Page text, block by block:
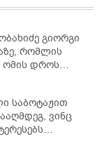
გიორგი
რომლის
ომის დროს
საბოტაჟით
ვინც
უნდა იცოდეს,